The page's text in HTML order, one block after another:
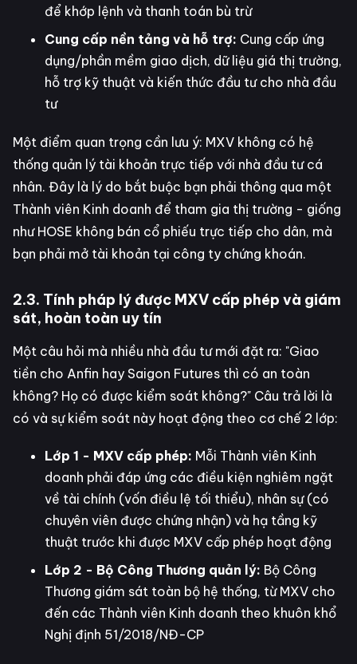
để khớp lệnh và thanh toán bù trừ
Cung cấp nền tảng và hỗ trợ: Cung cấp ứng
dụng/phần mềm giao dịch, dữ liệu giá thị trường,
hỗ trợ kỹ thuật và kiến thức đầu tư cho nhà đầu
tư
Một điểm quan trọng cần lưu ý: MXV không có hệ
thống quản lý tài khoản trực tiếp với nhà đầu tư cá
nhân. Đây là lý do bắt buộc bạn phải thông qua một
Thành viên Kinh doanh để tham gia thị trường - giống
như HOSE không bán cổ phiếu trực tiếp cho dân, mà
bạn phải mở tài khoản tại công ty chứng khoán.
2.3. Tính pháp lý được MXV cấp phép và giám
sát, hoàn toàn uy tín
Một câu hỏi mà nhiều nhà đầu tư mới đặt ra: "Giao
tiền cho Anfin hay Saigon Futures thì có an toàn
không? Họ có được kiểm soát không?" Câu trả lời là
có và sự kiểm soát này hoạt động theo cơ chế 2 lớp:
Lớp 1 - MXV cấp phép: Mỗi Thành viên Kinh
doanh phải đáp ứng các điều kiện nghiêm ngặt
về tài chính (vốn điều lệ tối thiểu), nhân sự (có
chuyên viên được chứng nhận) và hạ tầng kỹ
thuật trước khi được MXV cấp phép hoạt động
Lớp 2 - Bộ Công Thương quản lý: Bộ Công
Thương giám sát toàn bộ hệ thống, từ MXV cho
đến các Thành viên Kinh doanh theo khuôn khổ
Nghị định 51/2018/NĐ-CP